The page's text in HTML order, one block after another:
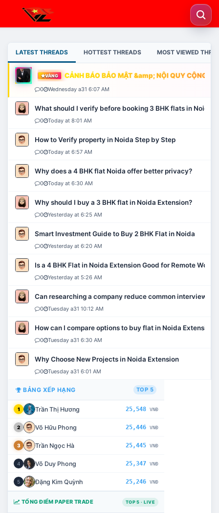
LATEST THREADS HOTTEST THREADS MOST VIEWED
VÀNG CẢNH BÁO BẢO MẬT &amp; NỘI QUY CỘNG
0 Wednesday a31 6:07 AM
What should I verify before booking 3 BHK flats in Noida?
0 Today at 8:01 AM
How to Verify property in Noida Step by Step
0 Today at 6:57 AM
Why does a 4 BHK flat Noida offer better privacy?
0 Today at 6:30 AM
Why should I buy a 3 BHK flat in Noida Extension?
0 Yesterday at 6:25 AM
Smart Investment Guide to Buy 2 BHK Flat in Noida
0 Yesterday at 6:20 AM
Is a 4 BHK Flat in Noida Extension Good for Remote Work?
0 Yesterday at 5:26 AM
Can researching a company reduce common interview
0 Tuesday a31 10:12 AM
How can I compare options to buy flat in Noida Extension?
0 Tuesday a31 6:30 AM
Why Choose New Projects in Noida Extension
0 Tuesday a31 6:01 AM
BẢNG XẾP HẠNG TOP 5
1 Trần Thị Hương 25,548 VNĐ
2 Võ Hữu Phong 25,446 VNĐ
3 Trần Ngọc Hà 25,445 VNĐ
4 Võ Duy Phong 25,347 VNĐ
5 Đặng Kim Quỳnh 25,246 VNĐ
TỔNG ĐIỂM PAPER TRADE TOP 5 · LIVE